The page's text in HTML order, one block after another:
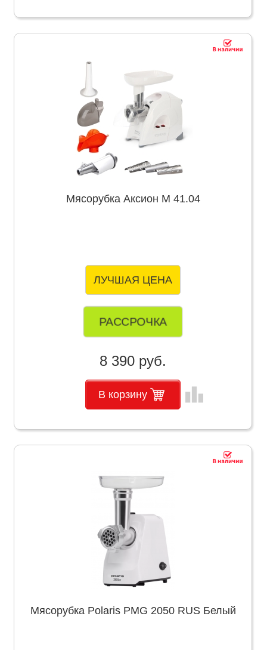
Мясорубка Аксион М 41.04
ЛУЧШАЯ ЦЕНА
РАССРОЧКА
8 390 руб.
В корзину leaderboard
Мясорубка Polaris PMG 2050 RUS Белый